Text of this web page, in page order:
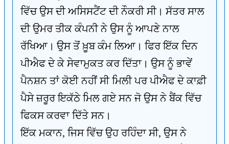
ਵਿੱਚ ਉਸ ਦੀ ਅਸਿਸਟੈਂਟ ਦੀ ਨੌਕਰੀ ਸੀ। ਸੱਤਰ ਸਾਲ
ਦੀ ਉਮਰ ਤੀਕ ਕੰਪਨੀ ਨੇ ਉਸ ਨੂੰ ਆਪਣੇ ਨਾਲ
ਰੱਖਿਆ। ਉਸ ਤੋਂ ਖ਼ੂਬ ਕੰਮ ਲਿਆ। ਫਿਰ ਇੱਕ ਦਿਨ
ਪੀਐਫ ਦੇ ਕੇ ਸੇਵਾਮੁਕਤ ਕਰ ਦਿੱਤਾ। ਉਸ ਨੂੰ ਭਾਵੇਂ
ਪੈਨਸ਼ਨ ਤਾਂ ਕੋਈ ਨਹੀਂ ਸੀ ਮਿਲੀ ਪਰ ਪੀਐਫ ਦੇ ਕਾਫ਼ੀ
ਪੈਸੇ ਜ਼ਰੂਰ ਇਕੱਠੇ ਮਿਲ ਗਏ ਸਨ ਜੋ ਉਸ ਨੇ ਬੈਂਕ ਵਿੱਚ
ਫਿਕਸ ਕਰਵਾ ਦਿੱਤੇ ਸਨ।
ਇੱਕ ਮਕਾਨ, ਜਿਸ ਵਿੱਚ ਉਹ ਰਹਿੰਦਾ ਸੀ, ਉਸ ਨੇ